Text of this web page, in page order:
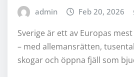
admin Feb 20, 2026
Sverige är ett av Europas
– med allemansrätten,
skogar och öppna fjäll som